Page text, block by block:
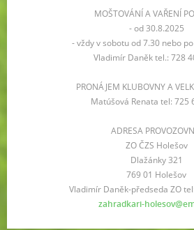
MOŠTOVÁNÍ A VAŘENÍ
- od 30.8.2025
- vždy v sobotu od 7.30 nebo
Vladimír Daněk tel.: 728
PRONÁJEM KLUBOVNY A
Matúšová Renata tel: 725
ADRESA
ZO ČZS Holešov
Dlažánky 321
769 01 Holešov
Vladimír Daněk-předseda ZO
zahradkari-